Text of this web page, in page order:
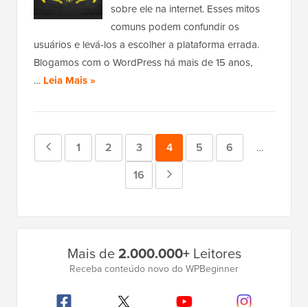
sobre ele na internet. Esses mitos
comuns podem confundir os
usuários e levá-los a escolher a plataforma errada.
Blogamos com o WordPress há mais de 15 anos,
… Leia Mais »
PáginaPágina
1 Página
2 Página
3 Página
4 Página
5 Página
6
Páginas
…
Página
16
Mais de2.000.000+Leitores
Receba conteúdo novo do WPBeginner